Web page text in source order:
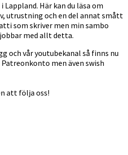
Här kan du läsa om
utrustning och en del annat smått
som skriver men min sambo
med allt detta.
och vår youtubekanal så finns nu
men även swish
att följa oss!